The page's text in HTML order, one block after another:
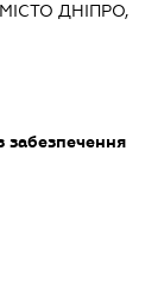
ДНІПРО,
забезпечення